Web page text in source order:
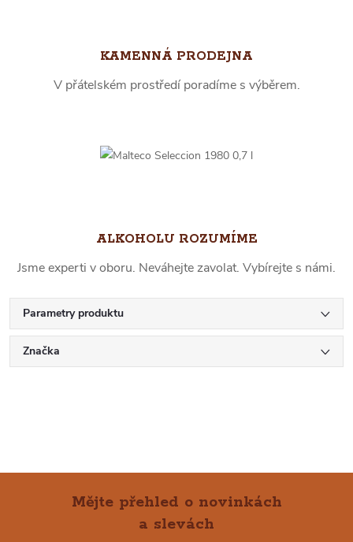
KAMENNÁ PRODEJNA
V přátelském prostředí poradíme s výběrem.
ALKOHOLU ROZUMÍME
Jsme experti v oboru. Neváhejte zavolat. Vybírejte s námi.
Parametry produktu
Značka
Mějte přehled o novinkách
a slevách